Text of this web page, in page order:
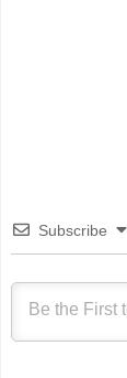
Subscribe